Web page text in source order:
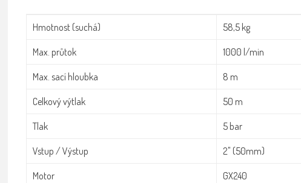
Hmotnost (suchá) 58,5 kg
Max. průtok 1000 l/min
Max. sací hloubka 8 m
Celkový výtlak 50 m
Tlak 5 bar
Vstup / Výstup 2" (50mm)
Motor GX240